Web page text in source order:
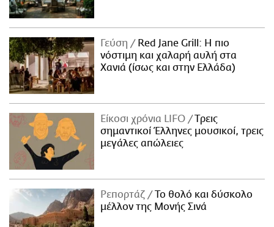
Γεύση
Red Jane Grill: Η πιο
νόστιμη και χαλαρή αυλή στα
Χανιά (ίσως και στην Ελλάδα)
Είκοσι χρόνια LIFO
Tρεις
σημαντικοί Έλληνες μουσικοί, τρεις
μεγάλες απώλειες
Ρεπορτάζ
Το θολό και δύσκολο
μέλλον της Μονής Σινά